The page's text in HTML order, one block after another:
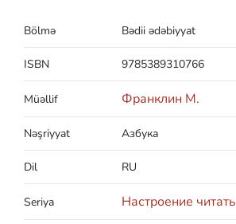
Bölmə Bədii ədəbiyyat
ISBN 9785389310766
Müəllif Франклин М.
Nəşriyyat Азбука
Dil RU
Seriya Настроение читать